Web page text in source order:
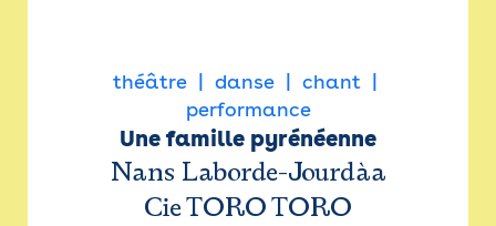
théâtre danse
chant
performance
Une famille pyrénéenne
Nans Laborde-Jourdàa
Cie TORO TORO